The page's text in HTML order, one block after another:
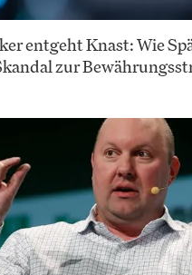
entgeht Knast: Wie
zur